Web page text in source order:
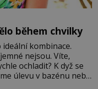
během chvilky
kombinace.
nejsou. Víte,
ochladit? K dyž se
úlevu v bazénu nebo